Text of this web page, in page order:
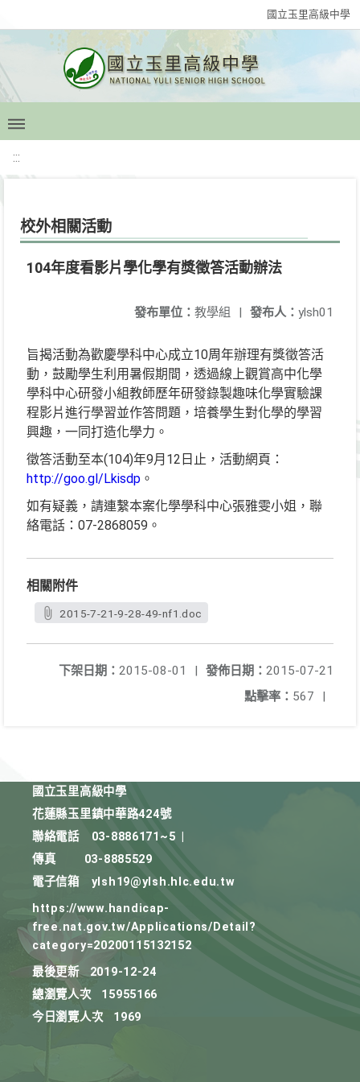
國立玉里高級中學
:::
校外相關活動
104年度看影片學化學有獎徵答活動辦法
發布人： ylsh01
發布單位： 教學組 |
旨揭活動為歡慶學科中心成立10周年辦理有獎徵答活
動，鼓勵學生利用暑假期間，透過線上觀賞高中化學
學科中心研發小組教師歷年研發錄製趣味化學實驗課
程影片進行學習並作答問題，培養學生對化學的學習
興趣，一同打造化學力。
徵答活動至本(104)年9月12日止，活動網頁：
http://goo.gl/Lkisdp 。
如有疑義，請連繫本案化學學科中心張雅雯小姐，聯
絡電話：07-2868059。
相關附件
2015-7-21-9-28-49-nf1.doc
發佈日期： 2015-07-21
下架日期： 2015-08-01
|
點擊率： 567 |
國立玉里高級中學
花蓮縣玉里鎮中華路424號
聯絡電話
03-8886171~5
傳真
03-8885529
電子信箱
ylsh19@ylsh.hlc.edu.tw
https://www.handicap-
free.nat.gov.tw/Applications/Detail?
category=20200115132152
最後更新
2019-12-24
總瀏覽人次
15955166
今日瀏覽人次
1969